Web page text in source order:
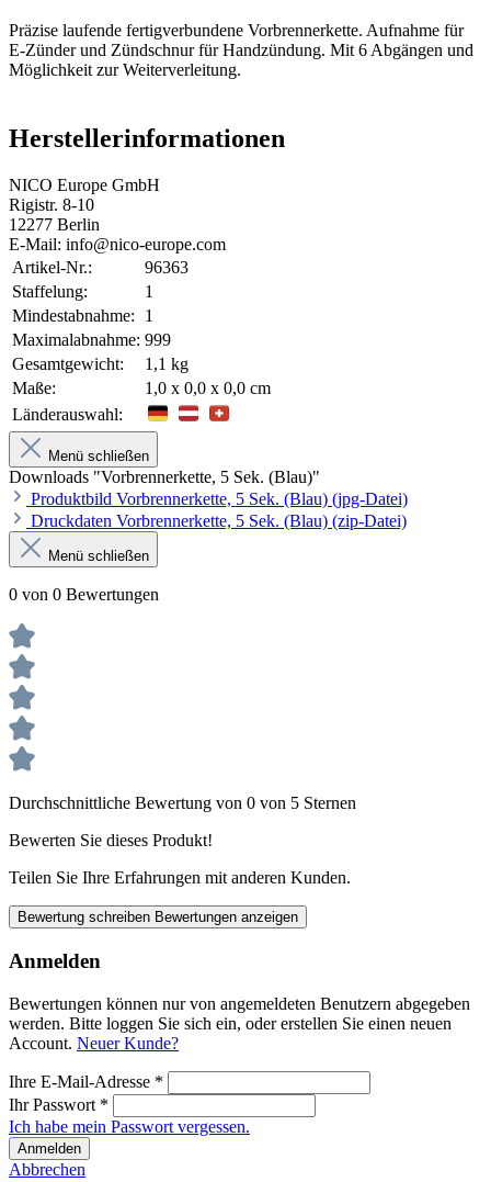
Präzise laufende fertigverbundene Vorbrennerkette. Aufnahme für
E-Zünder und Zündschnur für Handzündung. Mit 6 Abgängen und
Möglichkeit zur Weiterverleitung.
Herstellerinformationen
NICO Europe GmbH
Rigistr. 8-10
12277 Berlin
E-Mail: info@nico-europe.com
Artikel-Nr.:
96363
Staffelung:
1
Mindestabnahme:
1
Maximalabnahme: 999
Gesamtgewicht:
1,1 kg
Maße:
1,0 x 0,0 x 0,0 cm
Länderauswahl:
Menü schließen
Downloads "Vorbrennerkette, 5 Sek. (Blau)"
Produktbild Vorbrennerkette, 5 Sek. (Blau) (jpg-Datei)
Druckdaten Vorbrennerkette, 5 Sek. (Blau) (zip-Datei)
Menü schließen
0 von 0 Bewertungen
Durchschnittliche Bewertung von 0 von 5 Sternen
Bewerten Sie dieses Produkt!
Teilen Sie Ihre Erfahrungen mit anderen Kunden.
Bewertung schreiben Bewertungen anzeigen
Anmelden
Bewertungen können nur von angemeldeten Benutzern abgegeben
werden. Bitte loggen Sie sich ein, oder erstellen Sie einen neuen
Account. Neuer Kunde?
Ihre E-Mail-Adresse *
Ihr Passwort *
Ich habe mein Passwort vergessen.
Anmelden
Abbrechen